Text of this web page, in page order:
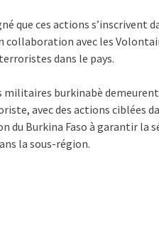
que ces actions s’inscrivent
collaboration avec les
dans le pays.
militaires burkinabè
avec des actions ciblées
du Burkina Faso à garantir la
la sous-région.